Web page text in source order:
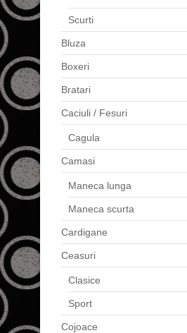
Scurti
Bluza
Boxeri
Bratari
Caciuli / Fesuri
Cagula
Camasi
Maneca lunga
Maneca scurta
Cardigane
Ceasuri
Clasice
Sport
Cojoace